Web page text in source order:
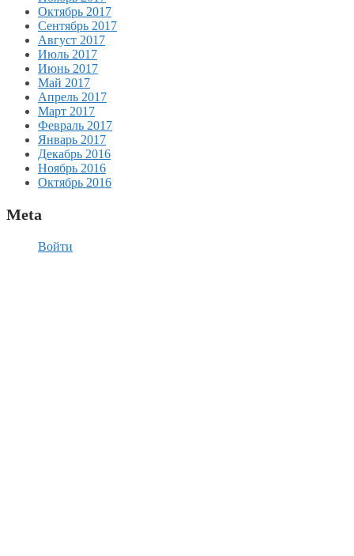
Октябрь 2017
Сентябрь 2017
Август 2017
Июль 2017
Июнь 2017
Май 2017
Апрель 2017
Март 2017
Февраль 2017
Январь 2017
Декабрь 2016
Ноябрь 2016
Октябрь 2016
Meta
Войти